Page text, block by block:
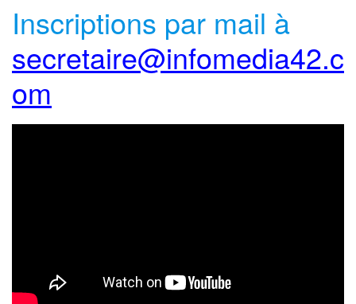
Inscriptions par mail à
secretaire@infomedia42.c
om